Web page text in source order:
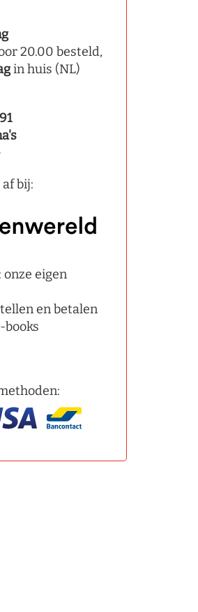
20.00 besteld,
in huis (NL)
bij:
onze eigen
en betalen
books